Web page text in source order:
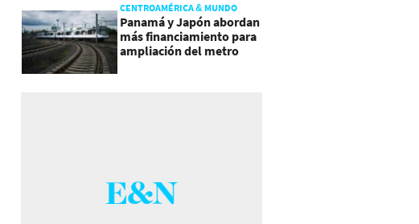
CENTROAMÉRICA & MUNDO
Panamá y Japón abordan
más financiamiento para
ampliación del metro